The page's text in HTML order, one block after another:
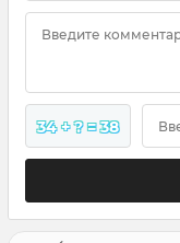
Введите
34 + ? = 38